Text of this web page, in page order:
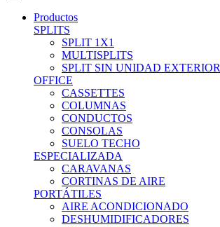
Productos
SPLITS
SPLIT 1X1
MULTISPLITS
SPLIT SIN UNIDAD EXTERIOR
OFFICE
CASSETTES
COLUMNAS
CONDUCTOS
CONSOLAS
SUELO TECHO
ESPECIALIZADA
CARAVANAS
CORTINAS DE AIRE
PORTÁTILES
AIRE ACONDICIONADO
DESHUMIDIFICADORES